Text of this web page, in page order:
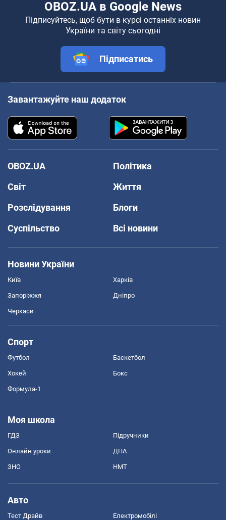
OBOZ.UA в Google News
Підписуйтесь, щоб бути в курсі останніх новин
України та світу сьогодні
Підписатись
Завантажуйте наш додаток
OBOZ.UA
Політика
Світ
Життя
Розслідування
Блоги
Суспільство
Всі новини
Новини України
Київ Харків
Запоріжжя Дніпро
Черкаси
Спорт
Футбол Баскетбол
Хокей Бокс
Формула-1
Моя школа
ГДЗ Підручники
Онлайн уроки ДПА
ЗНО НМТ
Авто
Тест Драйв Електромобілі